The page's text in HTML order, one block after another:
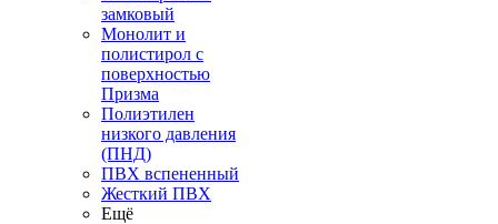
замковый
Монолит и
полистирол с
поверхностью
Призма
Полиэтилен
низкого давления
(ПНД)
ПВХ вспененный
Жесткий ПВХ
Ещё